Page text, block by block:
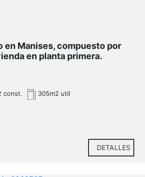
Manises, compuesto por
en planta primera.
const. 305m2 util
DETALLES